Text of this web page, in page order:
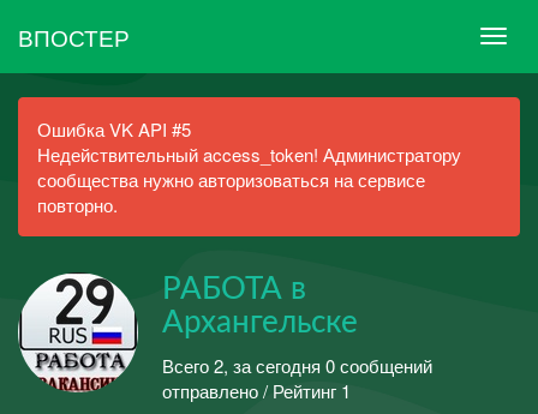
ВПОСТЕР
Ошибка VK API #5
Недействительный access_token! Администратору
сообщества нужно авторизоваться на сервисе
повторно.
РАБОТА в
Архангельске
Всего 2, за сегодня 0 сообщений
отправлено / Рейтинг 1